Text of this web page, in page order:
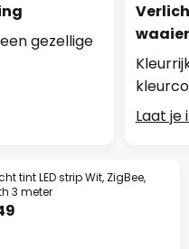
gezellige
Laat je
tint LED strip Wit, ZigBee,
3 meter